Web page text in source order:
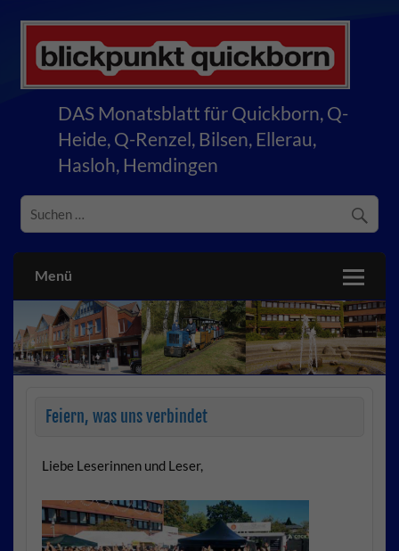
blickpunkt quickborn
DAS Monatsblatt für Quickborn, Q-
Heide, Q-Renzel, Bilsen, Ellerau,
Hasloh, Hemdingen
Menü
Feiern, was uns verbindet
Liebe Leserinnen und Leser,